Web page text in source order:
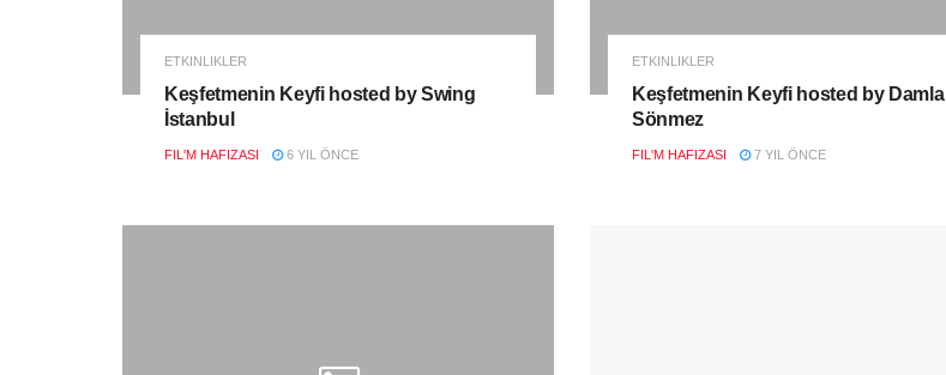
ETKINLIKLER
Keşfetmenin Keyfi hosted by Swing
İstanbul
FIL'M HAFIZASI 6 YIL ÖNCE
ETKINLIKLER
Keşfetmenin Keyfi hosted by Damla
Sönmez
FIL'M HAFIZASI 7 YIL ÖNCE